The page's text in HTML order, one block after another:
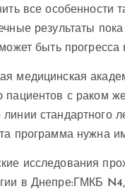
все особенности
результаты
быть
медицинская
пациентов с раком
стандартного
программа нужна
исследования
в Днепре:ГМКБ